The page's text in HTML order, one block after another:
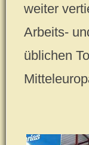
weiter
Arbeits-
üblichen